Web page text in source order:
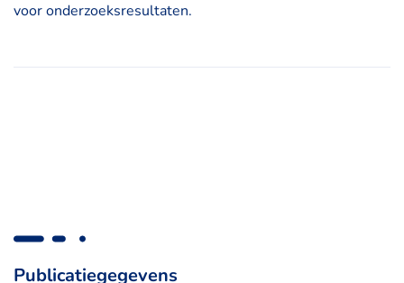
voor onderzoeksresultaten.
Publicatiegegevens